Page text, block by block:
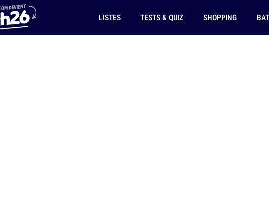
LISTES TESTS & QUIZ SHOPPING